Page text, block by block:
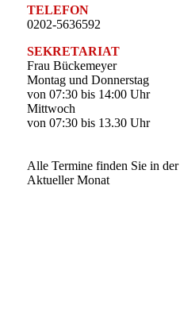
TELEFON
0202-5636592
SEKRETARIAT
Frau Bückemeyer
Montag und Donnerstag
von 07:30 bis 14:00 Uhr
Mittwoch
von 07:30 bis 13.30 Uhr
Alle Termine finden Sie in der
Aktueller Monat